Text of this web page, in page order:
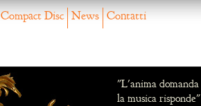
Compact Disc News Contatti
"L'anima domanda
la musica risponde"